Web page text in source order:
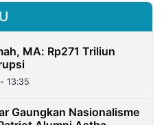
MA: Rp271 Triliun
13:35
Gaungkan Nasionalisme